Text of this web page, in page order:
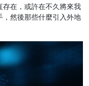
在，或許在不久將來我
然後那些什麼引入外地